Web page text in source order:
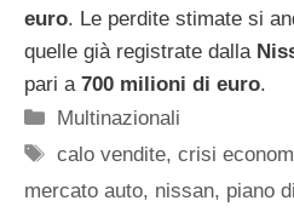
euro. Le perdite stimate si
quelle già registrate dalla
pari a 700 milioni di euro.
Categorie
Multinazionali
Tag
calo vendite,crisi
mercato auto, nissan, piano